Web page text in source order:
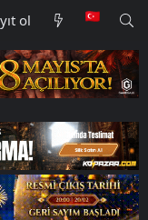
ol